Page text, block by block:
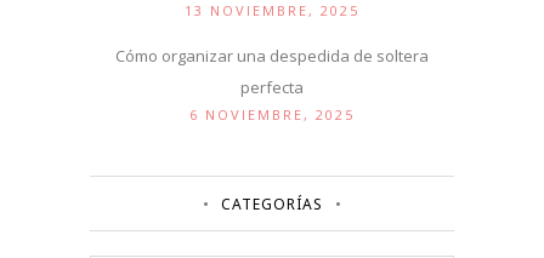
13 NOVIEMBRE, 2025
Cómo organizar una despedida de soltera
perfecta
6 NOVIEMBRE, 2025
CATEGORÍAS